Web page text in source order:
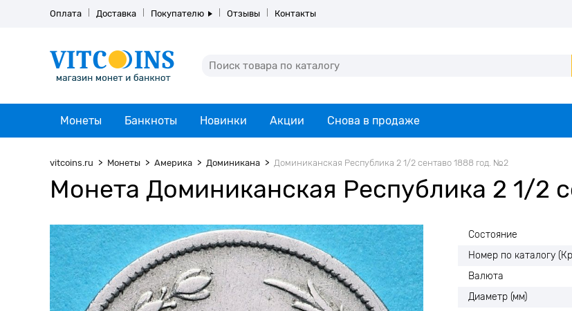
Оплата Доставка Покупателю Отзывы Контакты
Монеты Банкноты Новинки Акции Снова в продаже
vitcoins.ru Монеты Америка Доминикана Доминиканская Республика 2 1/2 сентаво 1888 год. №2
Монета Доминиканская Республика 2 1/2
Состояние
Номер по каталогу
Валюта
Диаметр (мм)